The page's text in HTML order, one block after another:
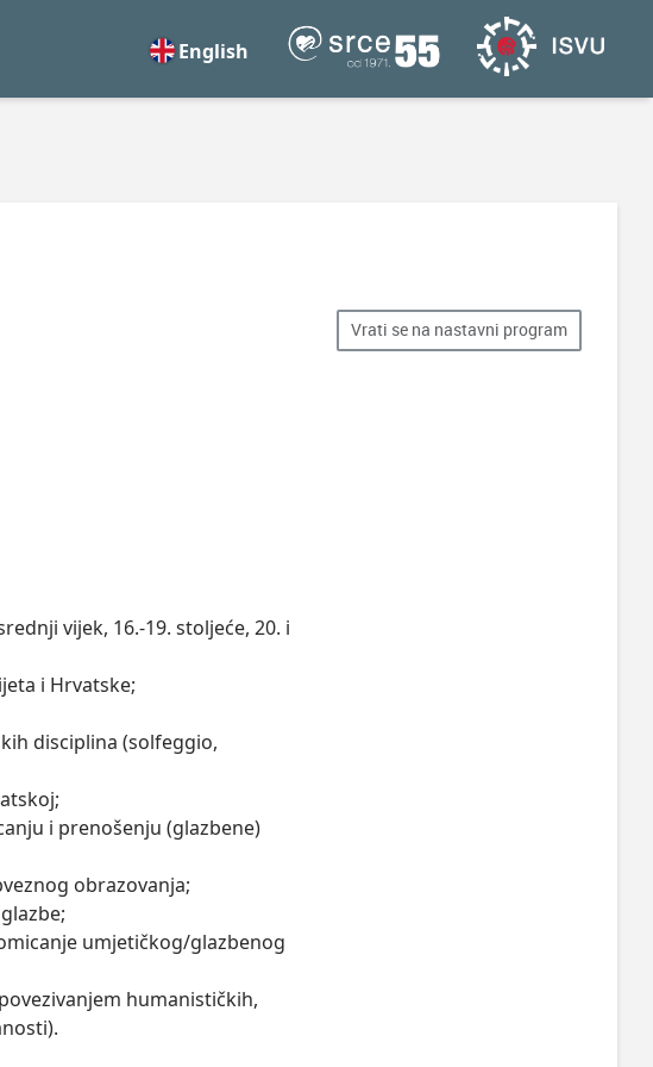
English
Vrati se na nastavni program
vijek, 16.-19. stoljeće, 20. i
i Hrvatske;
disciplina (solfeggio,
i prenošenju (glazbene)
obrazovanja;
umjetičkog/glazbenog
humanističkih,